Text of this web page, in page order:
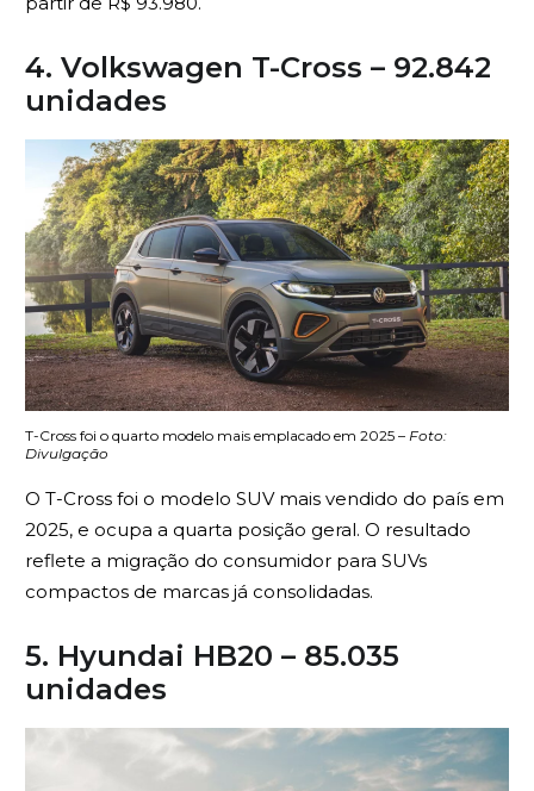
4. Volkswagen T-Cross – 92.842
unidades
T-Cross foi o quarto modelo mais emplacado em 2025 – Foto:
Divulgação
O T-Cross foi o modelo SUV mais vendido do país em
2025, e ocupa a quarta posição geral. O resultado
reflete a migração do consumidor para SUVs
compactos de marcas já consolidadas.
5. Hyundai HB20 – 85.035
unidades